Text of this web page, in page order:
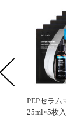
PEPセラム
25ml×5枚入